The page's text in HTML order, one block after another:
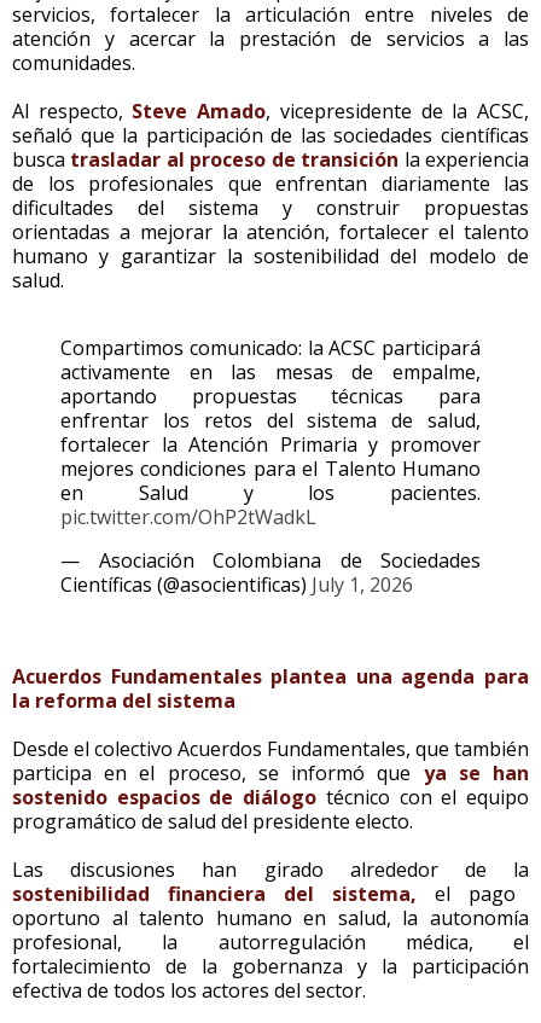
servicios, fortalecer la articulación entre niveles de
atención y acercar la prestación de servicios a las
comunidades.
Al respecto, Steve Amado, vicepresidente de la ACSC,
señaló que la participación de las sociedades científicas
busca trasladar al proceso de transición la experiencia
de los profesionales que enfrentan diariamente las
dificultades del sistema y construir propuestas
orientadas a mejorar la atención, fortalecer el talento
humano y garantizar la sostenibilidad del modelo de
salud.
Compartimos comunicado: la ACSC participará
activamente en las mesas de empalme,
aportando propuestas técnicas para
enfrentar los retos del sistema de salud,
fortalecer la Atención Primaria y promover
mejores condiciones para el Talento Humano
en Salud y los pacientes.
pic.twitter.com/OhP2tWadkL
— Asociación Colombiana de Sociedades
Científicas (@asocientificas) July 1, 2026
Acuerdos Fundamentales plantea una agenda para
la reforma del sistema
Desde el colectivo Acuerdos Fundamentales, que también
participa en el proceso, se informó que ya se han
sostenido espacios de diálogo técnico con el equipo
programático de salud del presidente electo.
Las discusiones han girado alrededor de la
sostenibilidad financiera del sistema, el pago
oportuno al talento humano en salud, la autonomía
profesional, la autorregulación médica, el
fortalecimiento de la gobernanza y la participación
efectiva de todos los actores del sector.